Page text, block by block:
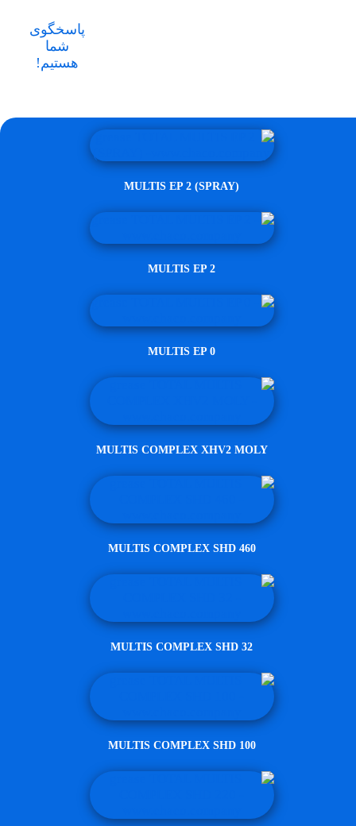
پاسخگوی
شما
هستیم!
MULTIS EP 2 (SPRAY)
MULTIS EP 2
MULTIS EP 0
MULTIS COMPLEX XHV2 MOLY
MULTIS COMPLEX SHD 460
MULTIS COMPLEX SHD 32
MULTIS COMPLEX SHD 100